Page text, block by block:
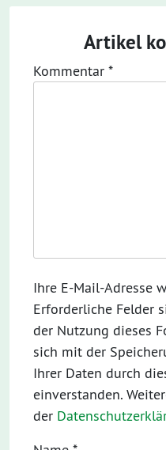
Artikel
Kommentar *
Ihre E-Mail-Adresse
Erforderliche Felder
der Nutzung dieses
sich mit der
Ihrer Daten durch
einverstanden.
der